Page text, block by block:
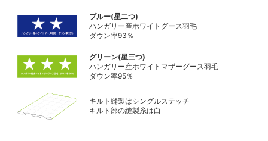
ブルー(星二つ)
ハンガリー産ホワイトグース羽毛
ダウン率93％
グリーン(星三つ)
ハンガリー産ホワイトマザーグース羽毛
ダウン率95％
キルト縫製はシングルステッチ
キルト部の縫製糸は白